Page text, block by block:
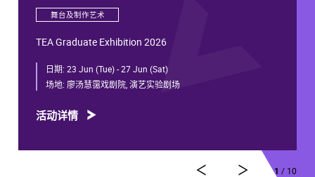
舞台及制作艺术
TEA Graduate Exhibition 2026
日期: 23 Jun (Tue) - 27 Jun (Sat)
场地: 廖汤慧霭戏剧院, 演艺实验剧场
活动详情
1 / 10